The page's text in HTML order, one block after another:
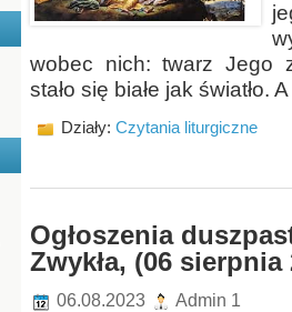
wobec nich: twarz Jego
stało się białe jak światło.
Działy: Czytania liturgiczne
Ogłoszenia
Zwykła, (06 sierpnia
06.08.2023 Admin 1